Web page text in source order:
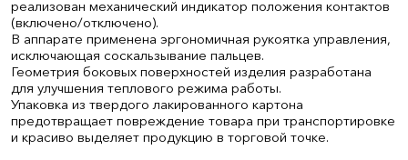
реализован механический индикатор положения контактов
(включено/отключено).
В аппарате применена эргономичная рукоятка управления,
исключающая соскальзывание пальцев.
Геометрия боковых поверхностей изделия разработана
для улучшения теплового режима работы.
Упаковка из твердого лакированного картона
предотвращает повреждение товара при транспортировке
и красиво выделяет продукцию в торговой точке.